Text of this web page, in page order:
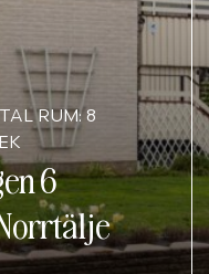
RUM: 8
6